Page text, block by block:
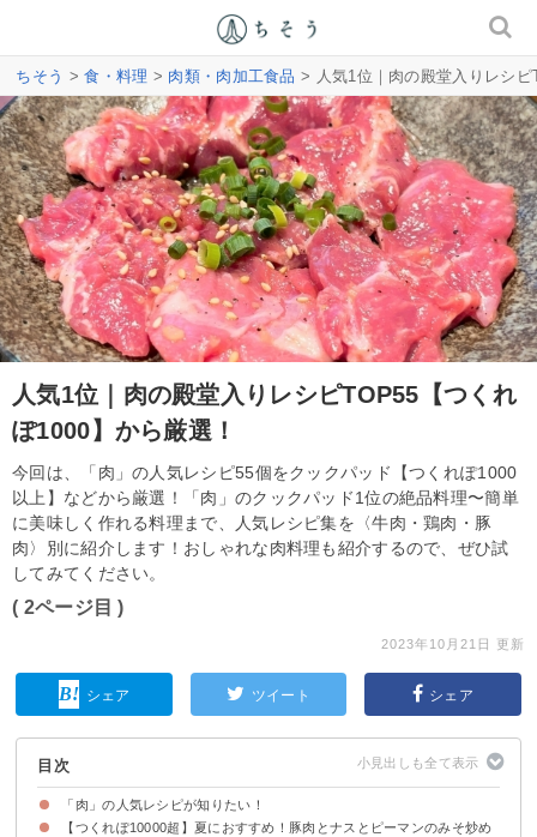
ちそう >食・料理 > 肉類・肉加工食品 > 人気1位｜肉の殿堂入りレシ
人気1位｜肉の殿堂入りレシピTOP55【つくれ
ぽ1000】から厳選！
今回は、「肉」の人気レシピ55個をクックパッド【つくれぽ1000
以上】などから厳選！「肉」のクックパッド1位の絶品料理〜簡単
に美味しく作れる料理まで、人気レシピ集を〈牛肉・鶏肉・豚
肉〉別に紹介します！おしゃれな肉料理も紹介するので、ぜひ試
してみてください。
( 2ページ目 )
2023年10月21日 更新
シェア ツイート シェア
目次
「肉」の人気レシピが知りたい！
【つくれぽ10000超】夏におすすめ！豚肉とナスとピーマンのみそ炒め